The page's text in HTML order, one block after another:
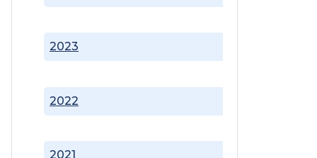
2021
2022
2023